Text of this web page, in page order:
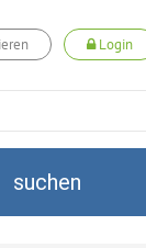
Login
suchen